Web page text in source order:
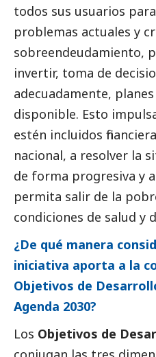
todos sus usuarios
problemas actuales y
sobreendeudamiento,
invertir, toma de
adecuadamente,
disponible. Esto
estén incluidos
nacional, a resolver la
de forma progresiva y
permita salir de la
condiciones de salud y
¿De qué manera
iniciativa aporta a la
Objetivos de
Agenda 2030?
Los Objetivos de